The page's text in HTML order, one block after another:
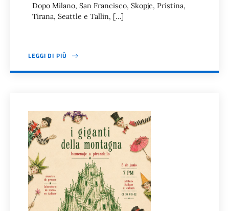
Dopo Milano, San Francisco, Skopje, Pristina,
Tirana, Seattle e Tallin, […]
LEGGI DI PIÙ